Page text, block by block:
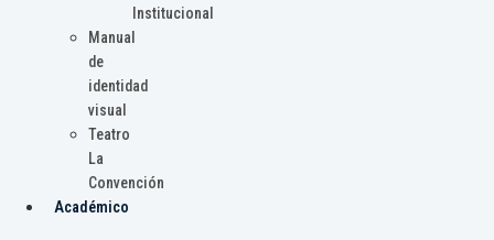
Institucional
Manual
de
identidad
visual
Teatro
La
Convención
Académico